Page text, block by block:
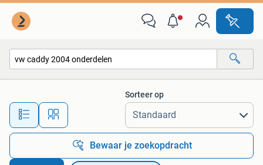
Alle afstanden…
Sorteer op
Bewaar je zoekopdracht